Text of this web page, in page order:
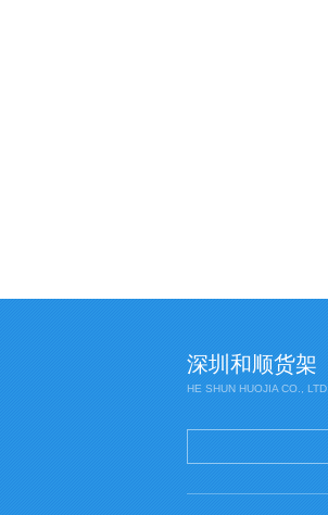
深圳和顺货架
HE SHUN HUOJIA CO., LTD.